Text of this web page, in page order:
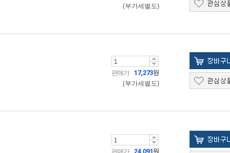
(부가세별도)
판매가 17,273원
(부가세별도)
판매가